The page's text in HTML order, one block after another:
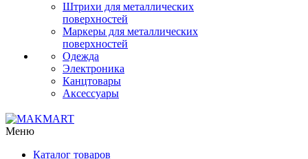
Штрихи для металлических
поверхностей
Маркеры для металлических
поверхностей
Одежда
Электроника
Канцтовары
Аксессуары
Меню
Каталог товаров